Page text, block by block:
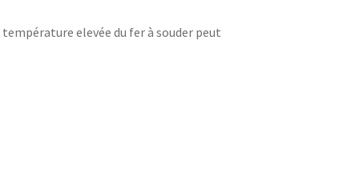
elevée du fer à souder peut